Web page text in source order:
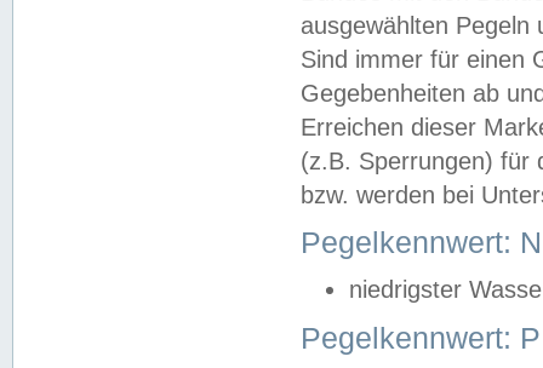
ausgewählten
Sind immer für einen
Gegebenheiten ab
Erreichen dieser
(z.B. Sperrungen) für
bzw. werden bei
Pegelkennwert:
niedrigster
Pegelkennwert: